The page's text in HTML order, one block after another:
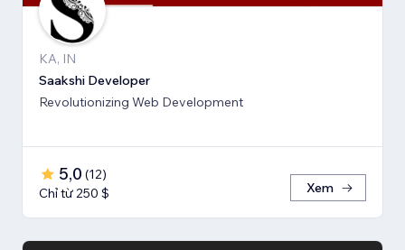
KA, IN
Saakshi Developer
Revolutionizing Web Development
5,0 (12)
Chỉ từ 250 $
Xem